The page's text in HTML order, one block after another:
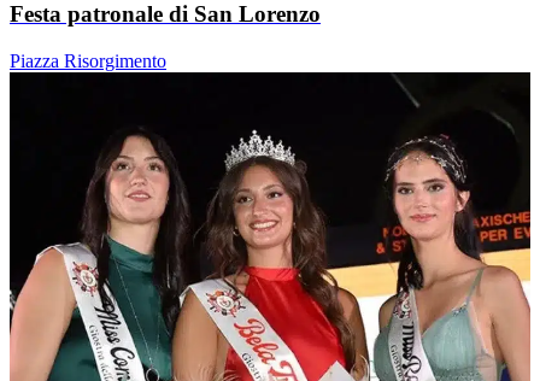
Festa patronale di San Lorenzo
Piazza Risorgimento